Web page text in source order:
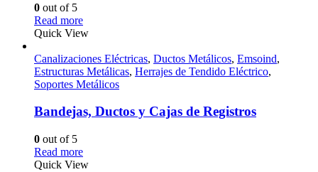
0 out of 5
Read more
Quick View
Canalizaciones Eléctricas, Ductos Metálicos, Emsoind,
Estructuras Metálicas, Herrajes de Tendido Eléctrico,
Soportes Metálicos
Bandejas, Ductos y Cajas de Registros
0 out of 5
Read more
Quick View